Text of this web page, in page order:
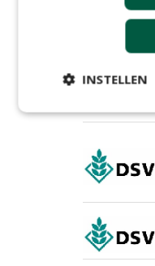
INSTELLEN